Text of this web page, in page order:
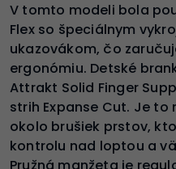
V tomto modeli bola
Flex so špeciálnym
ukazovákom, čo
ergonómiu. Detské
Attrakt Solid Finger
strih Expanse Cut. Je
okolo brušiek prstov,
kontrolu nad loptou a